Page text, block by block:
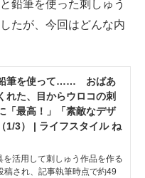
鉛筆を使った刺しゅう
たが、今回はどんな内
筆を使って…… おばあ
れた、目からウロコの刺
「最高！」「素敵なデザ
1/3） | ライフスタイル ね
活用して刺しゅう作品を作る
稿され、記事執筆時点で約49